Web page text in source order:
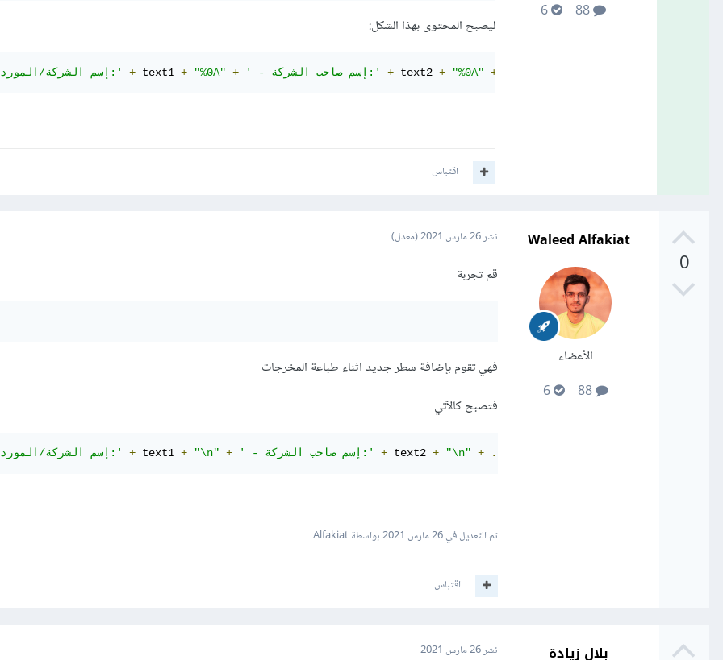
88
6
ليصبح المحتوى بهذا الشكل:
'إسم الشركة/المورد:' + text1 + "%0A" + ' - إسم صاحب الشركة:' + text2 + "%0A" +
اقتباس
0
Waleed Alfakiat
الأعضاء
88
6
نشر26 مارس 2021 (معدل)
قم تجربة
فهي تقوم بإضافة سطر جديد اثناء طباعة المخرجات
فتصبح كالآتي
'إسم الشركة/المورد:' + text1 + "\n" + ' - إسم صاحب الشركة:' + text2 + "\n" + ...
تم التعديل في26 مارس 2021 بواسطة Alfakiat
اقتباس
بلال زيادة نشر26 مارس 2021